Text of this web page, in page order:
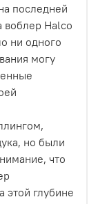
последней
Halco
ни одного
могу
но были
что
этой глубине